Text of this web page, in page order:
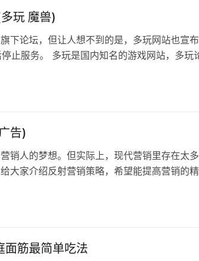
玩 魔兽)
下论坛，但让人想不到的是，多玩网站也宣
止服务。 多玩是国内知名的游戏网站，多玩
告)
销人的梦想。但实际上，现代营销里存在太
大家介绍反射营销策略，希望能提高营销的
预期结果，扯东说西，实际就是说不清楚。
面筋最简单吃法